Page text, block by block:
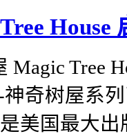
House
Magic Tree
神奇树屋系
美国最大